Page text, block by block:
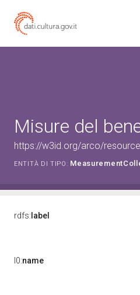
Misure del
https://w3id.org/arco/
ENTITÀ DI TIPO:
rdfs: label
l0:name